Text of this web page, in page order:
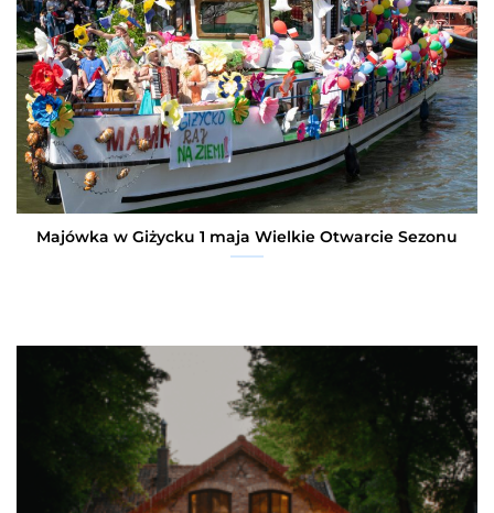
Majówka w Giżycku 1 maja Wielkie Otwarcie Sezonu